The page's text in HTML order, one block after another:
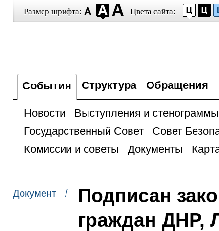
Размер шрифта: Цвета сайта:
События Структура Обращения
Новости
Выступления и стенограммы
Государственный Совет
Совет
Комиссии и советы
Документы
Документ /
Подписан
граждан ДНР,